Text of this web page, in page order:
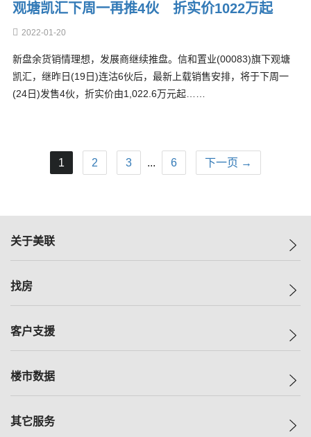
观塘凯汇下周一再推4伙 折实价1022万起
2022-01-20
新盘余货销情理想，发展商继续推盘。信和置业(00083)旗下观塘
凯汇，继昨日(19日)连沽6伙后，最新上载销售安排，将于下周一
(24日)发售4伙，折实价由1,022.6万元起……
1 2 3 ... 6 下一页 →
关于美联
美联集团
人才招募
找房
一手新房
减价
美联豪宅
客户支援
自助放盘
查询热线
楼市数据
指数
其它服务